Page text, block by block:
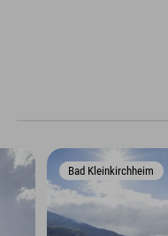
Bad Kleinkirchheim